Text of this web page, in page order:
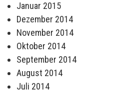
Januar 2015
Dezember 2014
November 2014
Oktober 2014
September 2014
August 2014
Juli 2014